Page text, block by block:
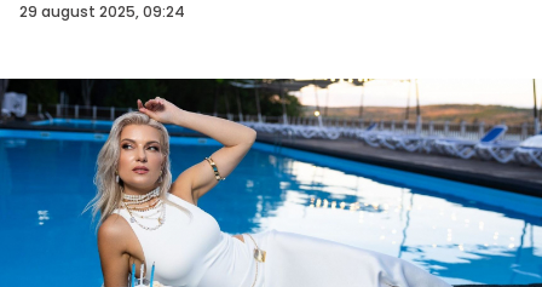
29 august 2025, 09:24